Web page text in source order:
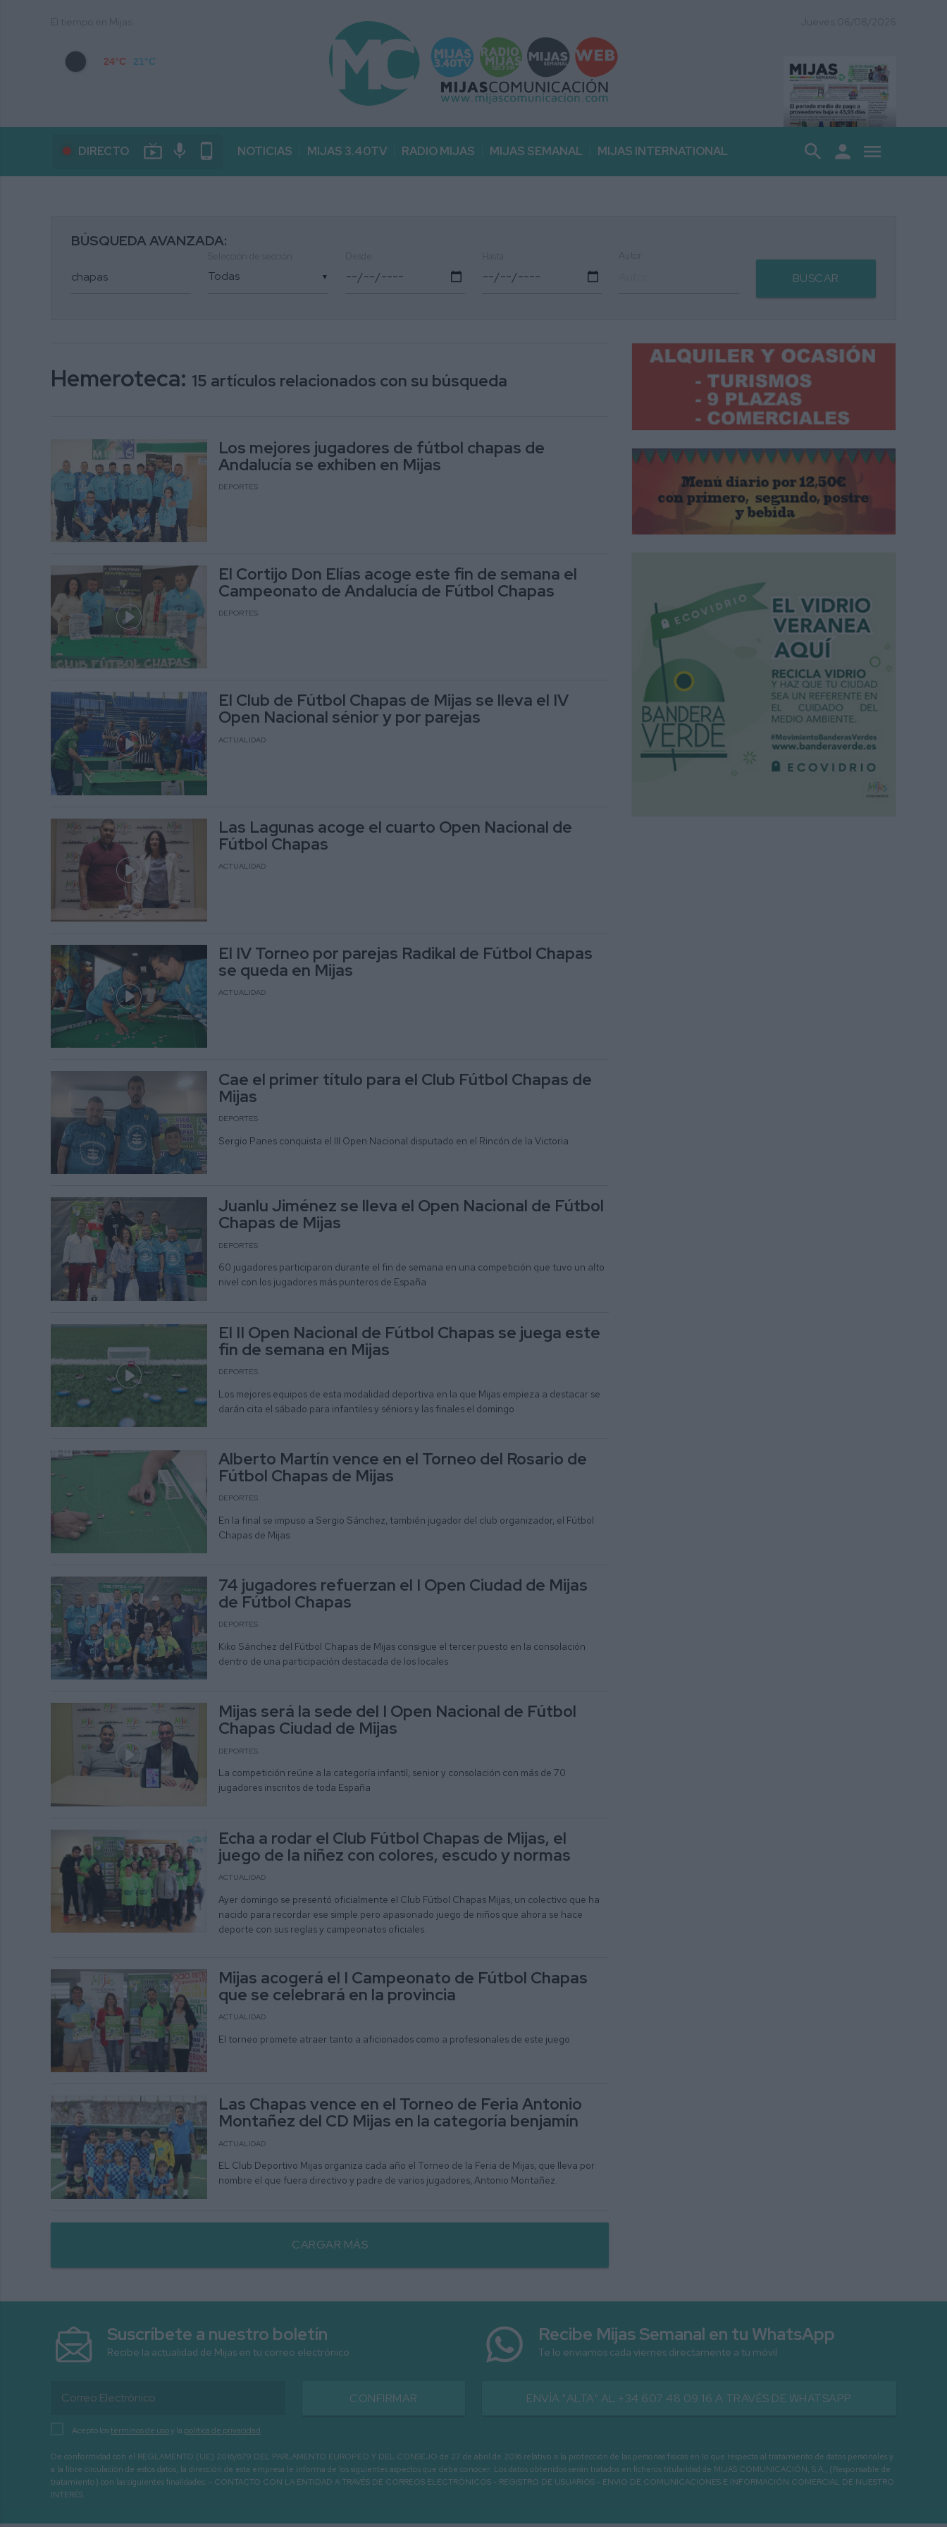
24°C 21°C
DIRECTO live_tv mic phone_android NOTICIAS MIJAS 3.40TV RADIO MIJAS MIJAS SEMANAL MIJAS INTERNATIONAL search person menu
BÚSQUEDA AVANZADA:
▼ BUSCAR
Hemeroteca: 15 artículos relacionados con su búsqueda
Los mejores jugadores de fútbol chapas de
Andalucía se exhiben en Mijas
DEPORTES
El Cortijo Don Elías acoge este fin de semana el
Campeonato de Andalucía de Fútbol Chapas
DEPORTES
El Club de Fútbol Chapas de Mijas se lleva el IV
Open Nacional sénior y por parejas
ACTUALIDAD
Las Lagunas acoge el cuarto Open Nacional de
Fútbol Chapas
ACTUALIDAD
El IV Torneo por parejas Radikal de Fútbol Chapas
se queda en Mijas
ACTUALIDAD
Cae el primer título para el Club Fútbol Chapas de
Mijas
DEPORTES
Sergio Panes conquista el III Open Nacional disputado en el Rincón de la Victoria.
Juanlu Jiménez se lleva el Open Nacional de Fútbol
Chapas de Mijas
DEPORTES
60 jugadores participaron durante el fin de semana en una competición que tuvo un alto
nivel con los jugadores más punteros de España
El II Open Nacional de Fútbol Chapas se juega este
fin de semana en Mijas
DEPORTES
Los mejores equipos de esta modalidad deportiva en la que Mijas empieza a destacar se
darán cita el sábado para infantiles y séniors y las finales el domingo
Alberto Martín vence en el Torneo del Rosario de
Fútbol Chapas de Mijas
DEPORTES
En la final se impuso a Sergio Sánchez, también jugador del club organizador, el Fútbol
Chapas de Mijas
74 jugadores refuerzan el I Open Ciudad de Mijas
de Fútbol Chapas
DEPORTES
Kiko Sánchez del Fútbol Chapas de Mijas consigue el tercer puesto en la consolación
dentro de una participación destacada de los locales
Mijas será la sede del I Open Nacional de Fútbol
Chapas Ciudad de Mijas
DEPORTES
La competición reúne a la categoría infantil, senior y consolación con más de 70
jugadores inscritos de toda España
Echa a rodar el Club Fútbol Chapas de Mijas, el
juego de la niñez con colores, escudo y normas
ACTUALIDAD
Ayer domingo se presentó oficialmente el Club Fútbol Chapas Mijas, un colectivo que ha
nacido para recordar ese simple pero apasionado juego de niños que ahora se hace
deporte con sus reglas y campeonatos oficiales.
Mijas acogerá el I Campeonato de Fútbol Chapas
que se celebrará en la provincia
ACTUALIDAD
El torneo promete atraer tanto a aficionados como a profesionales de este juego
Las Chapas vence en el Torneo de Feria Antonio
Montañez del CD Mijas en la categoría benjamín
ACTUALIDAD
EL Club Deportivo Mijas organiza cada año el Torneo de la Feria de Mijas, que lleva por
nombre el que fuera directivo y padre de varios jugadores, Antonio Montañez.
CARGAR MÁS
Suscríbete a nuestro boletín
Recibe la actualidad de Mijas en tu correo electrónico
CONFIRMAR
Acepto lostérminos de usoy la política de privacidad
Recibe Mijas Semanal en tu WhatsApp
Te lo enviamos cada viernes directamente a tu móvil
ENVÍA "ALTA" AL +34 607 48 09 16 A TRAVÉS DE WHATSAPP
De conformidad con el REGLAMENTO (UE) 2016/679 DEL PARLAMENTO EUROPEO Y DEL CONSEJO de 27 de abril de 2016 relativo a la protección de las personas físicas en lo que respecta al tratamiento de datos personales y
a la libre circulación de estos datos, la dirección de esta empresa le informa de los siguientes aspectos que debe conocer: Los datos obtenidos serán tratados en ficheros titularidad de MIJAS COMUNICACIÓN, S.A., (Responsable de
tratamiento) con las siguientes finalidades: - CONTACTO CON LA ENTIDAD A TRAVÉS DE CORREOS ELECTRÓNICOS - REGISTRO DE USUARIOS - ENVIO DE COMUNICACIONES E INFORMACIÓN COMERCIAL DE NUESTRO
INTERÉS.